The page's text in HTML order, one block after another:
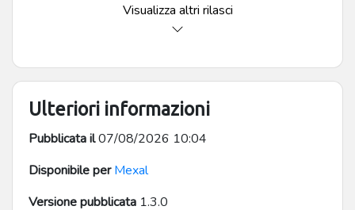
conti di ricavo. Ver 1.1.2 e 1.1.3: Correzione Bug. Ver
1.1.1: Esteso l’uso del prefisso articolo anche al
l’opzione di azzerare/annullare un campo (n.1, n.3).
Visualizza altri rilasci
Ulteriori informazioni
Pubblicata il07/08/2026 10:04
Disponibile per Mexal
Versione pubblicata 1.3.0